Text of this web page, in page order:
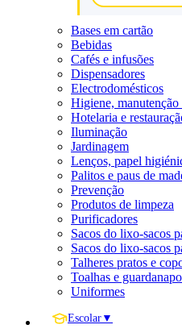
Bases em cartão
Bebidas
Cafés e infusões
Dispensadores
Electrodomésticos
Higiene, manutenção
Hotelaria e
Iluminação
Jardinagem
Lenços, papel
Palitos e paus de
Prevenção
Produtos de limpeza
Purificadores
Sacos do lixo-sacos
Sacos do lixo-sacos
Talheres pratos e
Toalhas e
Uniformes
Escolar ▼